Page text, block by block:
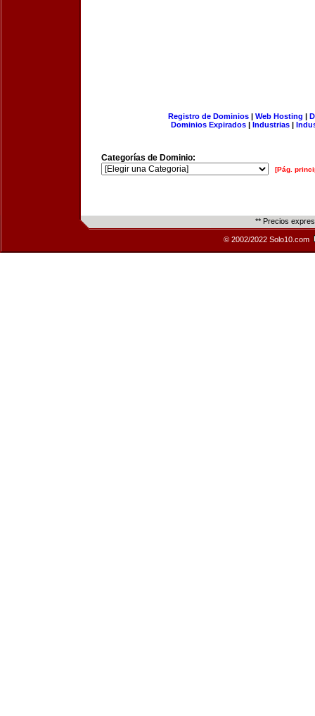
Registro de Dominios| Web Hosting |
Dominios Expirados | Industrias |
Categorías de Dominio:
[Pág.
** Precios
© 2002/2022 Solo10.com